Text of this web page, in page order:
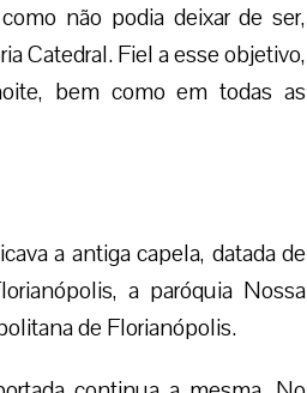
não podia deixar de ser,
Catedral. Fiel a esse objetivo,
bem como em todas as
a antiga capela, datada de
a paróquia Nossa
de Florianópolis.